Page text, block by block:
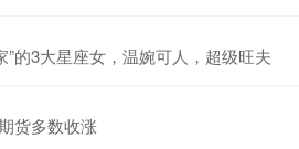
”的3大星座女，温婉可人，超级旺夫
货多数收涨